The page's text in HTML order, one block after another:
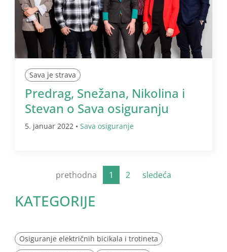
Sava je strava
Predrag, Snežana, Nikolina i
Stevan o Sava osiguranju
5. januar 2022 • Sava osiguranje
prethodna 1 2 sledeća
KATEGORIJE
Osiguranje električnih bicikala i trotineta